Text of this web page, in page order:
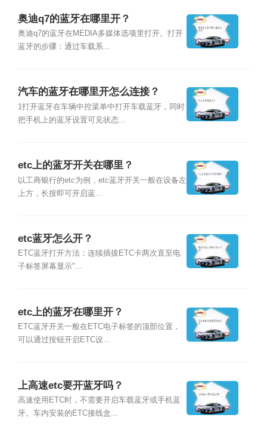
奥迪q7的蓝牙在哪里开？
奥迪q7的蓝牙在MEDIA多媒体选项里打开。打开
蓝牙的步骤：通过车载系...
汽车的蓝牙在哪里开怎么连接？
1打开蓝牙在车辆中控菜单中打开车载蓝牙，同时
把手机上的蓝牙设置可见状态...
etc上的蓝牙开关在哪里？
以工商银行的etc为例，etc蓝牙开关一般在设备左
上方，长按即可开启蓝...
etc蓝牙怎么开？
ETC蓝牙打开方法：连续插拔ETC卡两次直至电
子标签屏幕显示"...
etc上的蓝牙在哪里开？
ETC蓝牙开关一般在ETC电子标签的顶部位置，
可以通过按钮开启ETC设...
上高速etc要开蓝牙吗？
高速使用ETC时，不需要开启车载蓝牙或手机蓝
牙。车内安装的ETC接线盒...